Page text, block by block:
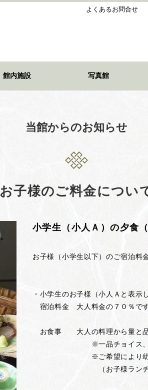
よくあるお問合せ
館内施設 写真館
当館からのお知らせ
お子様のご料金につい
小学生（小人Ａ）の夕食
お子様（小学生以下）のご宿泊料
・小学生のお子様（小人Ａと表示
宿泊料金 大人料金の７０％です
お食事 大人の料理から量と品
※一品チョイス、鍋チョイ
※ご希望により幼児用（
（お子様ランチスタイ